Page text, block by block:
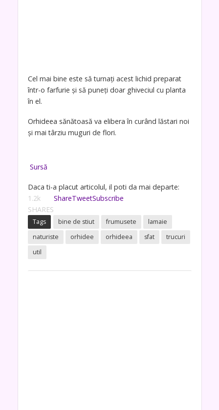
Cel mai bine este să turnați acest lichid preparat
într-o farfurie și să puneți doar ghiveciul cu planta
în el.
Orhideea sănătoasă va elibera în curând lăstari noi
și mai târziu muguri de flori.
Sursă
Daca ti-a placut articolul, il poti da mai departe:
1.2k
SHARES
ShareTweetSubscribe
Tags bine de stiut frumusete
lamaie
naturiste
orhidee orhideea sfat
trucuri
util